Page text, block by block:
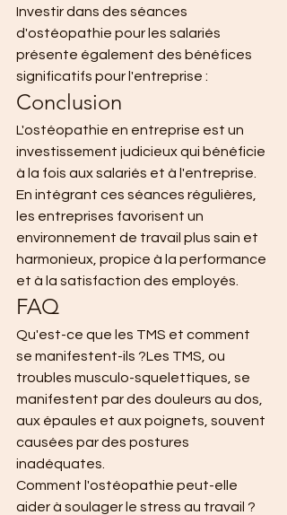
Investir dans des séances
d'ostéopathie pour les salariés
présente également des bénéfices
significatifs pour l'entreprise :
Conclusion
L'ostéopathie en entreprise est un
investissement judicieux qui bénéficie
à la fois aux salariés et à l'entreprise.
En intégrant ces séances régulières,
les entreprises favorisent un
environnement de travail plus sain et
harmonieux, propice à la performance
et à la satisfaction des employés.
FAQ
Qu'est-ce que les TMS et comment
se manifestent-ils ?Les TMS, ou
troubles musculo-squelettiques, se
manifestent par des douleurs au dos,
aux épaules et aux poignets, souvent
causées par des postures
inadéquates.
Comment l'ostéopathie peut-elle
aider à soulager le stress au travail ?